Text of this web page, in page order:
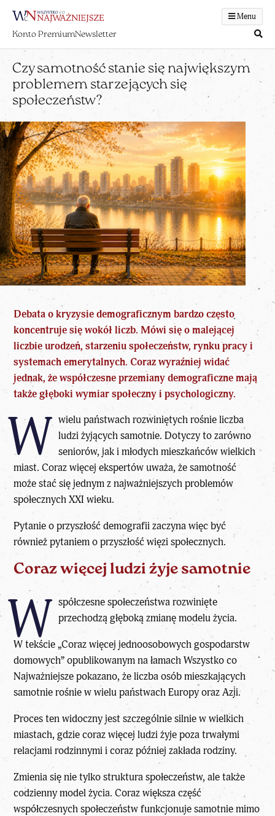
Menu
Konto PremiumNewsletter
Czy samotność stanie się największym
problemem starzejących się
społeczeństw?
Debata okryzysie demograficznym bardzo często
koncentruje się wokół liczb. Mówi się o malejącej
liczbie urodzeń, starzeniu społeczeństw, rynku pracy i
systemach emerytalnych. Coraz wyraźniej widać
jednak, żewspółczesne przemiany demograficznemają
także głęboki wymiar społeczny i psychologiczny.
W wielu państwach rozwiniętych rośnie liczba
ludzi żyjących samotnie. Dotyczy to zarówno
seniorów, jak i młodychmieszkańców wielkich
miast. Coraz więcej ekspertów uważa, że samotność
może stać się jednym z najważniejszych problemów
społecznych XXI wieku.
Pytanie o przyszłość demografii zaczyna więc być
również pytaniem o przyszłość więzi społecznych.
Coraz więcej ludzi żyje samotnie
W spółczesne społeczeństwa rozwinięte
przechodzą głęboką zmianę modelu życia.
W tekście„Coraz więcej jednoosobowych gospodarstw
domowych”opublikowanym na łamach Wszystko co
Najważniejsze pokazano, że liczba osób mieszkających
samotnie rośnie w wielu państwach Europy orazAzji.
Proces ten widoczny jest szczególnie silnie w wielkich
miastach, gdzie coraz więcej ludzi żyje poza trwałymi
relacjami rodzinnymi i coraz później zakłada rodziny.
Zmienia się nie tylko struktura społeczeństw, ale także
codzienny model życia. Coraz większa część
współczesnych społeczeństw funkcjonuje samotnie mimo